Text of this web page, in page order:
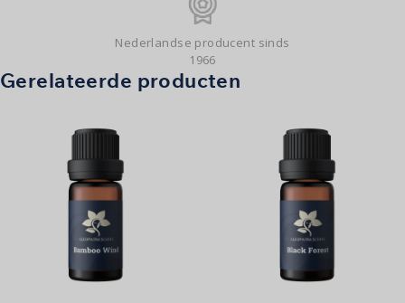
Nederlandse producent sinds
1966
Gerelateerde producten